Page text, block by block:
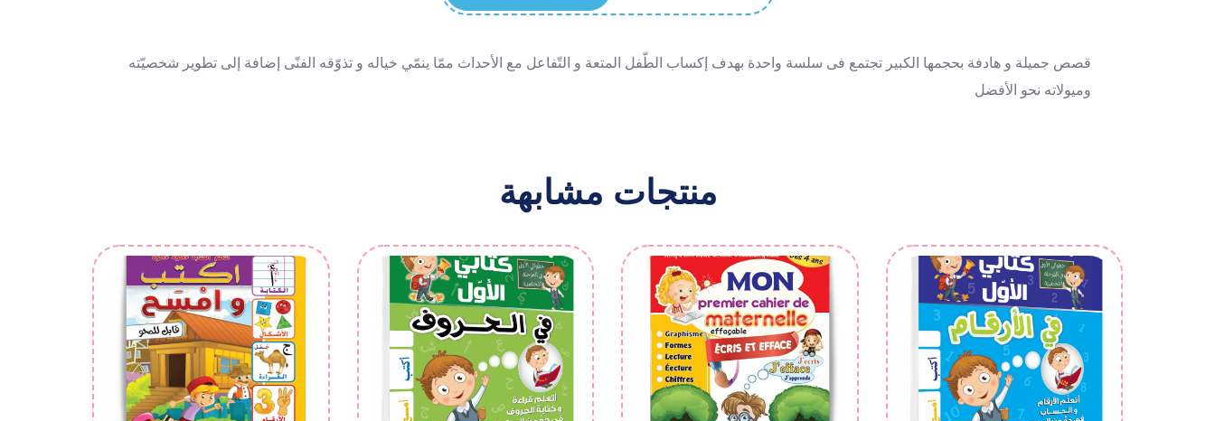
قصص جمیلة و هادفة بحجمها الکبیر تجتمع فی سلسة واحدة بهدف إکساب الطّفل المتعة و التّفاعل مع الأحداث ممّا ینمّي خیاله و تذوّقه الفنّی إضافة إلى تطویر شخصیّته
ومیولاته نحو الأفضل
منتجات مشابهة